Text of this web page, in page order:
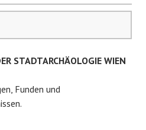
STADTARCHÄOLOGIE WIEN
Funden und